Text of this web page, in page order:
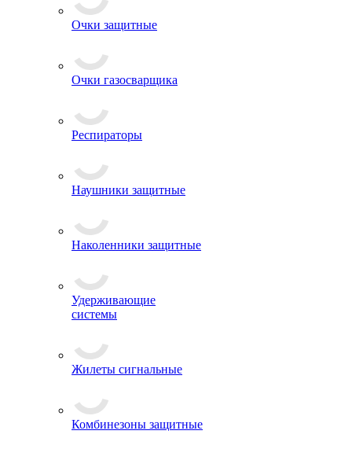
Очки защитные
Очки газосварщика
Респираторы
Наушники защитные
Наколенники защитные
Удерживающие
системы
Жилеты сигнальные
Комбинезоны защитные